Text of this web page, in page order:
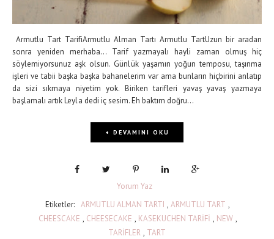
Armutlu Tart TarifiArmutlu Alman Tartı Armutlu TartUzun bir aradan
sonra yeniden merhaba... Tarif yazmayalı hayli zaman olmuş hiç
söylemiyorsunuz aşk olsun. Günlük yaşamın yoğun temposu, taşınma
işleri ve tabii başka başka bahanelerim var ama bunların hiçbirini anlatıp
da sizi sıkmaya niyetim yok. Biriken tarifleri yavaş yavaş yazmaya
başlamalı artık Leyla dedi iç sesim. Eh baktım doğru...
+ DEVAMINI OKU
Yorum Yaz
Etiketler: ARMUTLU ALMAN TARTI , ARMUTLU TART ,
CHEESCAKE , CHEESECAKE , KASEKUCHEN TARİFİ , NEW ,
TARİFLER , TART